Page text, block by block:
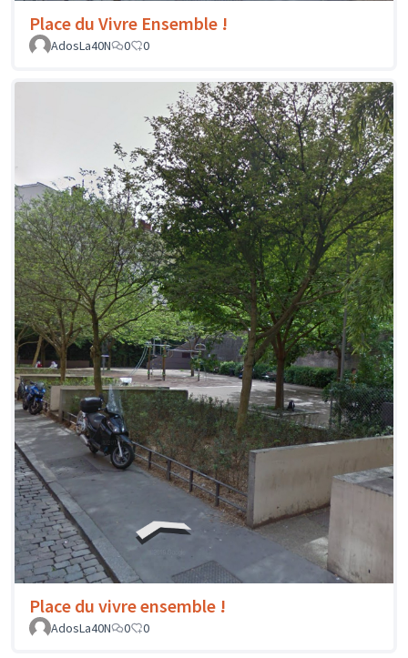
Place du Vivre Ensemble !
AdosLa40N 0 0
Place du vivre ensemble !
AdosLa40N 0 0